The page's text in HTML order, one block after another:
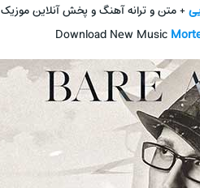
+ متن و ترانه آهنگ و پخش آنلاين موزيک
Download New Music